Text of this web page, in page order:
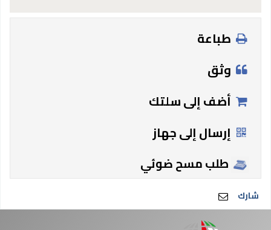
طباعة
وثق
أضف إلى سلتك
إرسال إلى جهاز
طلب مسح ضوئي
شارك